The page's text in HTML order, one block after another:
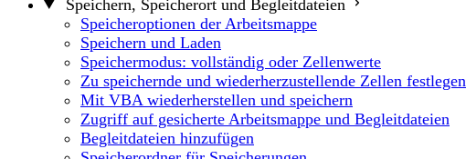
Speichern, Speicherort und Begleitdateien
Speicheroptionen der Arbeitsmappe
Speichern und Laden
Speichermodus: vollständig oder Zellenwerte
Zu speichernde und wiederherzustellende Zellen festlegen
Mit VBA wiederherstellen und speichern
Zugriff auf gesicherte Arbeitsmappe und Begleitdateien
Begleitdateien hinzufügen